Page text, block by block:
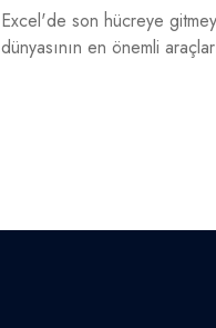
Excel'de son hücreye
dünyasının en önemli